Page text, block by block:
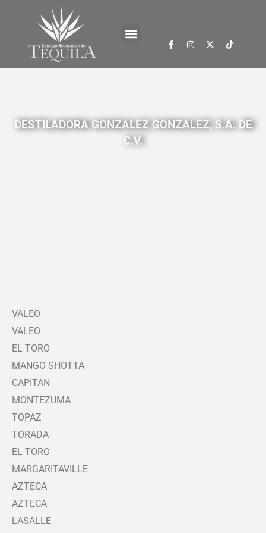
DESTILADORA GONZALEZ GONZALEZ, S.A. DE
C.V.
VALEO
VALEO
EL TORO
MANGO SHOTTA
CAPITAN
MONTEZUMA
TOPAZ
TORADA
EL TORO
MARGARITAVILLE
AZTECA
AZTECA
LASALLE